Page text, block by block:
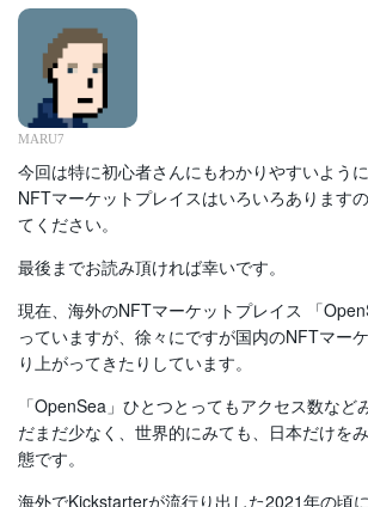
MARU7
今回は特に初心者さんにもわかりやすいよう
NFTマーケットプレイスはいろいろあります
てください。
最後までお読み頂ければ幸いです。
現在、海外のNFTマーケットプレイス 「
っていますが、徐々にですが国内のNFTマー
り上がってきたりしています。
「OpenSea」ひとつとってもアクセス数など
だまだ少なく、世界的にみても、日本だけを
態です。
海外でKickstarterが流行り出した2021年の頃